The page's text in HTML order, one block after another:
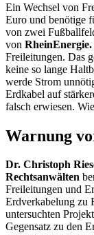
Ein Wechsel von
Euro und benötige
von zwei
von RheinEnergie.
Freileitungen. Das
keine so lange
werde Strom
Erdkabel auf
falsch erwiesen.
Warnung
Dr. Christoph
Rechtsanwälten
Freileitungen und
Erdverkabelung zu
untersuchten
Gegensatz zu den